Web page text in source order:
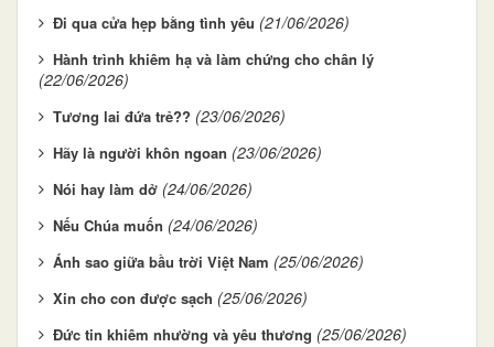
Đi qua cửa hẹp bằng tình yêu (21/06/2026)
Hành trình khiêm hạ và làm chứng cho chân lý
(22/06/2026)
Tương lai đứa trẻ?? (23/06/2026)
Hãy là người khôn ngoan (23/06/2026)
Nói hay làm dở (24/06/2026)
Nếu Chúa muốn (24/06/2026)
Ánh sao giữa bầu trời Việt Nam (25/06/2026)
Xin cho con được sạch (25/06/2026)
Đức tin khiêm nhường và yêu thương (25/06/2026)